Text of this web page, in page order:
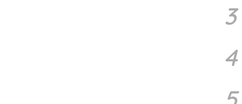
3
4